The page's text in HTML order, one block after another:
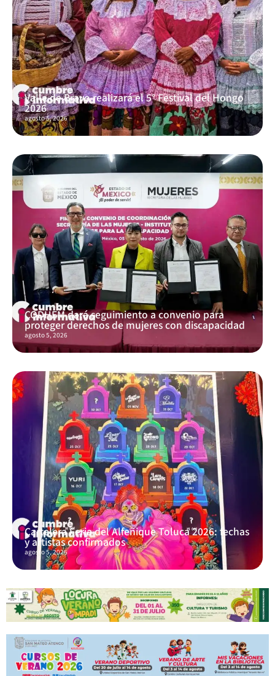
Valle de Bravo realizará el 5° Festival del Hongo
2026
agosto 5, 2026
CODHEM dará seguimiento a convenio para
proteger derechos de mujeres con discapacidad
agosto 5, 2026
Cartelera Feria del Alfeñique Toluca 2026: fechas
y artistas confirmados
agosto 5, 2026